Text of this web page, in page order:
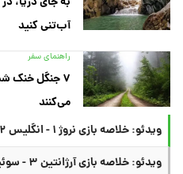
آب‌تنی کنید
راهنمای سفر
۷ جنگل خنک
می‌کنند
ویدئو: خلاصه بازی نروژ ۱ - انگلیس ۲
ویدئو: خلاصه بازی آرژانتین ۳ - سوئیس ۱